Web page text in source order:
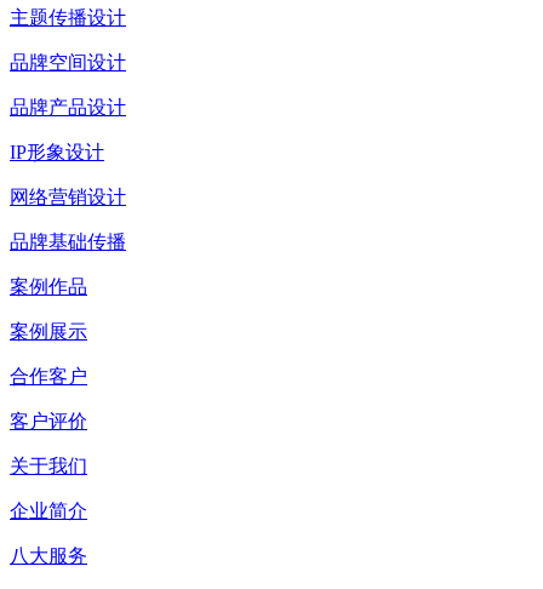
主题传播设计
品牌空间设计
品牌产品设计
IP形象设计
网络营销设计
品牌基础传播
案例作品
案例展示
合作客户
客户评价
关于我们
企业简介
八大服务